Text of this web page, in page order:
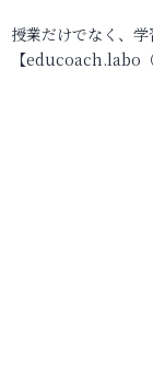
授業だけでなく、
【educoach.labo